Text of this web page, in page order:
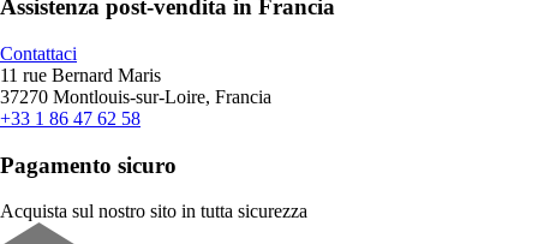
Assistenza post-vendita in Francia
Contattaci
11 rue Bernard Maris
37270 Montlouis-sur-Loire, Francia
+33 1 86 47 62 58
Pagamento sicuro
Acquista sul nostro sito in tutta sicurezza